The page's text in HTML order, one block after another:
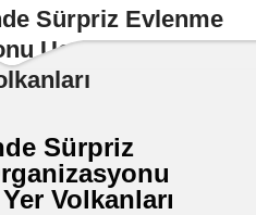
Sürpriz Evlenme
Uçan Balonlar ve
Sürpriz
Volkanları